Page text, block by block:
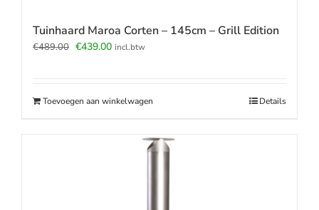
Tuinhaard Maroa Corten – 145cm – Grill Edition
€489.00 Oorspronkelijke
€439.00Huidige
incl.btw
Toevoegen aan winkelwagen Details